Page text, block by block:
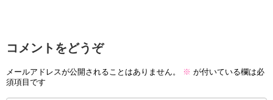
コメントをどうぞ
メールアドレスが公開されることはありません。 ※ が付いている欄は必
須項目です